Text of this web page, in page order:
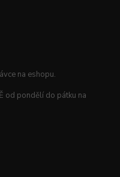
na eshopu.
od pondělí do pátku na